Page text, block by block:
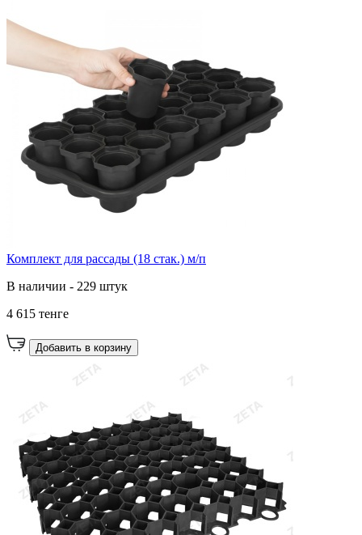
Комплект для рассады (18 стак.) м/п
В наличии - 229 штук
4 615 тенге
Добавить в корзину